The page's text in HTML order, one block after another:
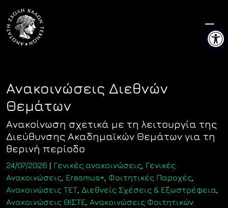
content
Ανακοινώσεις Διεθνών
Θεμάτων
Ανακοίνωση σχετικά με τη λειτουργία της
Διεύθυνσης Ακαδημαϊκών Θεμάτων για τη
θερινή περίοδο
24/07/2026 | Γενικές ανακοινώσεις, Γενικές
Ανακοινώσεις, Erasmus+, Φοιτητικές Παροχές,
Ανακοινώσεις ΤΕΤ, Διεθνείς Σχέσεις & Εξωστρέφεια,
Ανακοινώσεις ΘΙΣΤΕ, Ανακοινώσεις Φοιτητικών